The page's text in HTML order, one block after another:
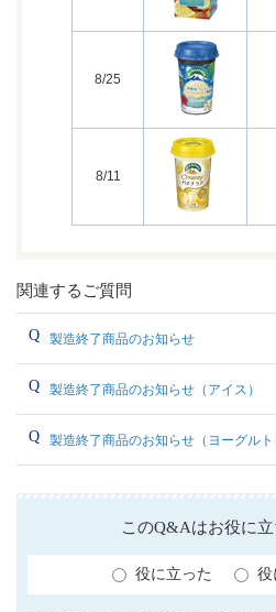
8/25
8/11
関連するご質問
製造終了商品のお知らせ
製造終了商品のお知らせ（アイス）
製造終了商品のお知らせ（ヨーグルト
このQ&Aはお役に立
役に立った 役